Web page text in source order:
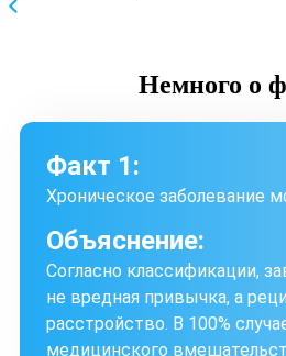
Немного о
Факт 1:
Хроническое заболевание
Объяснение:
Согласно классификации,
не вредная привычка, а
расстройство. В 100%
медицинского